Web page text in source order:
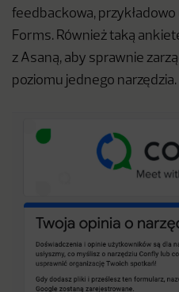
feedbackowa,
Forms. Również taką
z Asaną, aby sprawnie
poziomu jednego narzędzia.